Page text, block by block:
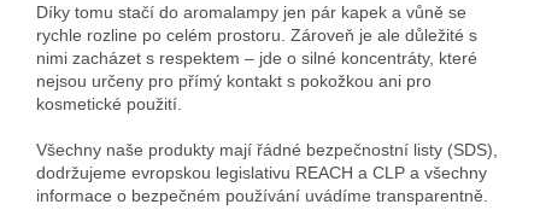
Díky tomu stačí do aromalampy jen pár kapek a vůně se
rychle rozline po celém prostoru. Zároveň je ale důležité s
nimi zacházet s respektem – jde o silné koncentráty, které
nejsou určeny pro přímý kontakt s pokožkou ani pro
kosmetické použití.
Všechny naše produkty mají řádné bezpečnostní listy (SDS),
dodržujeme evropskou legislativu REACH a CLP a všechny
informace o bezpečném používání uvádíme transparentně.